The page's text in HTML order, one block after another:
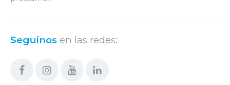
Seguinos en las redes: